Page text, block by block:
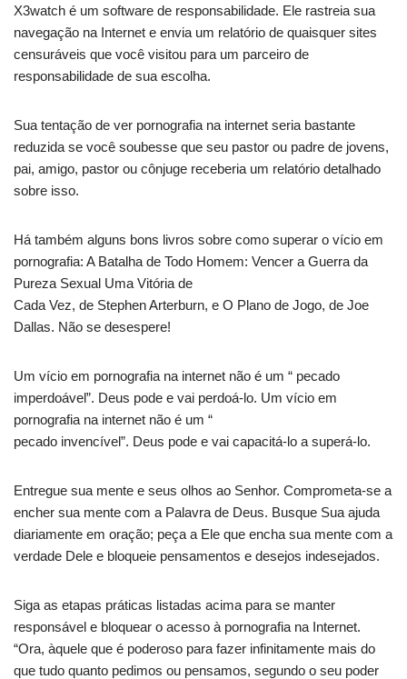
X3watch é um software de responsabilidade. Ele rastreia sua
navegação na Internet e envia um relatório de quaisquer sites
censuráveis que você visitou para um parceiro de
responsabilidade de sua escolha.
Sua tentação de ver pornografia na internet seria bastante
reduzida se você soubesse que seu pastor ou padre de jovens,
pai, amigo, pastor ou cônjuge receberia um relatório detalhado
sobre isso.
Há também alguns bons livros sobre como superar o vício em
pornografia: A Batalha de Todo Homem: Vencer a Guerra da
Pureza Sexual Uma Vitória de
Cada Vez, de Stephen Arterburn, e O Plano de Jogo, de Joe
Dallas. Não se desespere!
Um vício em pornografia na internet não é um “ pecado
imperdoável”. Deus pode e vai perdoá-lo. Um vício em
pornografia na internet não é um “
pecado invencível”. Deus pode e vai capacitá-lo a superá-lo.
Entregue sua mente e seus olhos ao Senhor. Comprometa-se a
encher sua mente com a Palavra de Deus. Busque Sua ajuda
diariamente em oração; peça a Ele que encha sua mente com a
verdade Dele e bloqueie pensamentos e desejos indesejados.
Siga as etapas práticas listadas acima para se manter
responsável e bloquear o acesso à pornografia na Internet.
“Ora, àquele que é poderoso para fazer infinitamente mais do
que tudo quanto pedimos ou pensamos, segundo o seu poder